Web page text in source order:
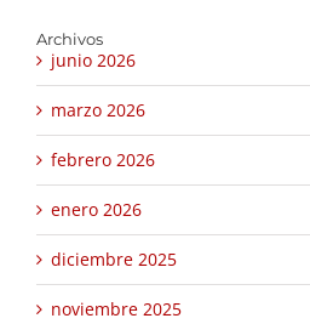
Archivos
junio 2026
marzo 2026
febrero 2026
enero 2026
diciembre 2025
noviembre 2025